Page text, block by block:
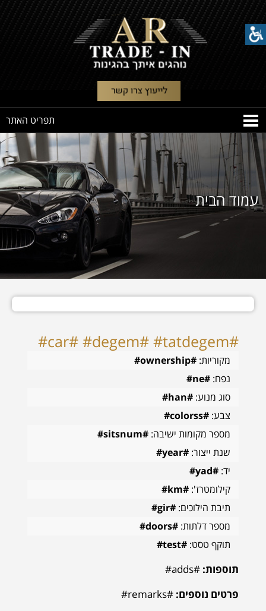
עמוד הבית
#car# #degem# #tatdegem#
מקוריות:#ownership#
נפח:#ne#
סוג מנוע:#han#
צבע:#colorss#
מספר מקומות ישיבה:#sitsnum#
שנת ייצור:#year#
יד:#yad#
קילומטרז':#km#
תיבת הילוכים:#gir#
מספר דלתות:#doors#
תוקף טסט:#test#
תוספות: #adds#
פרטים נוספים: #remarks#